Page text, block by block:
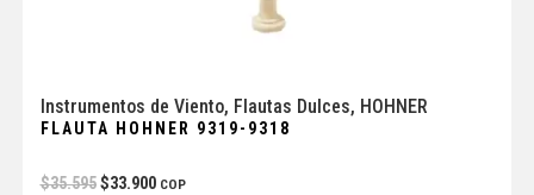
Instrumentos de Viento, Flautas Dulces, HOHNER
FLAUTA HOHNER 9319-9318
$35.595 $33.900 COP